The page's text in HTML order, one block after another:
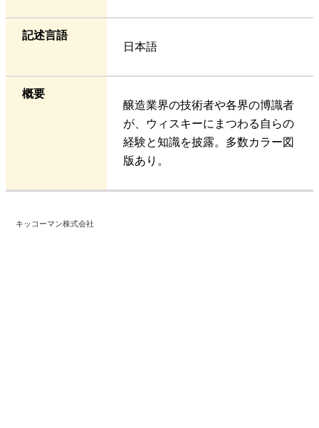
記述言語
日本語
概要
醸造業界の技術者や各界の博識者
が、ウィスキーにまつわる自らの
経験と知識を披露。多数カラー図
版あり。
キッコーマン株式会社